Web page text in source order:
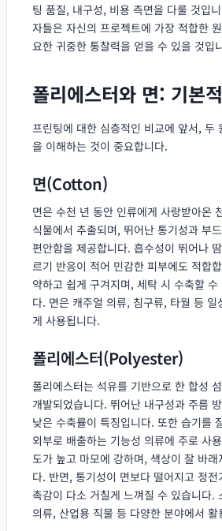
팅 품질, 내구성, 비용 측면을 다룰 것입
자들은 자신의 프로젝트에 가장 적합한
요한 귀중한 통찰력을 얻을 수 있을 것입
폴리에스터와 면: 기본
프린팅에 대한 심층적인 비교에 앞서, 두
을 이해하는 것이 중요합니다.
면(Cotton)
면은 수천 년 동안 인류에게 사랑받아온
식물에서 추출되며, 뛰어난 통기성과 부
편안함을 제공합니다. 흡수성이 뛰어나
르기 반응이 적어 민감한 피부에도 적합
약하고 쉽게 구겨지며, 세탁 시 수축할
다. 면은 캐주얼 의류, 침구류, 타월 등 일
게 사용됩니다.
폴리에스터(Polyester)
폴리에스터는 석유를 기반으로 한 합성
개발되었습니다. 뛰어난 내구성과 주름
낮은 수축률이 특징입니다. 또한 습기를
외부로 배출하는 기능성 의류에 주로 사
도가 높고 마모에 강하며, 색상이 잘 바래
다. 반면, 통기성이 면보다 떨어지고 정
촉감이 다소 거칠게 느껴질 수 있습니다.
의류, 산업용 직물 등 다양한 분야에서 활